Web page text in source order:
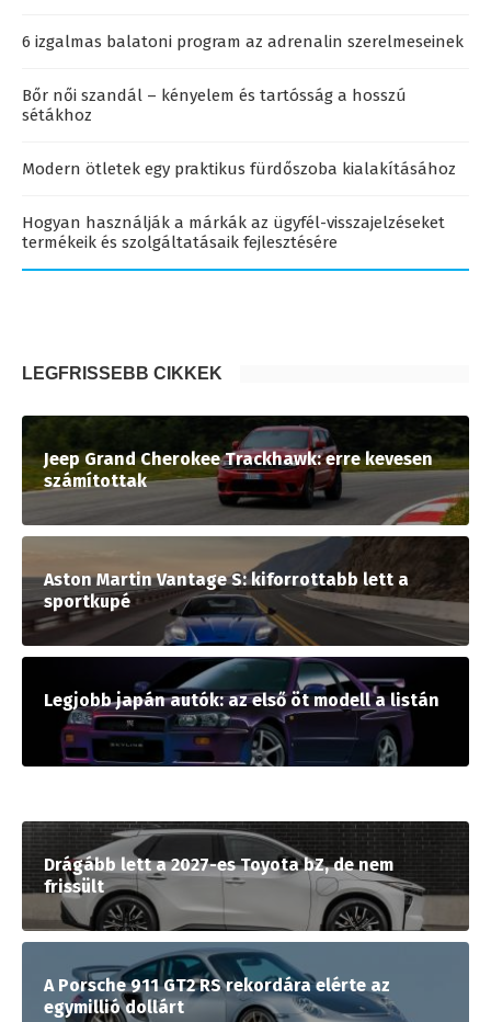
6 izgalmas balatoni program az adrenalin szerelmeseinek
Bőr női szandál – kényelem és tartósság a hosszú
sétákhoz
Modern ötletek egy praktikus fürdőszoba kialakításához
Hogyan használják a márkák az ügyfél-visszajelzéseket
termékeik és szolgáltatásaik fejlesztésére
LEGFRISSEBB CIKKEK
Jeep Grand Cherokee Trackhawk: erre kevesen
számítottak
Aston Martin Vantage S: kiforrottabb lett a
sportkupé
Legjobb japán autók: az első öt modell a listán
Drágább lett a 2027-es Toyota bZ, de nem
frissült
A Porsche 911 GT2 RS rekordára elérte az
egymillió dollárt